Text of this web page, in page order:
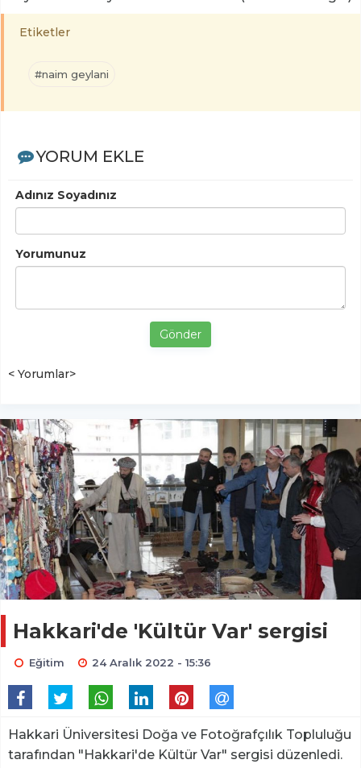
Etiketler
#naim geylani
YORUM EKLE
Adınız Soyadınız
Yorumunuz
Gönder
< Yorumlar>
Hakkari'de 'Kültür Var' sergisi
Eğitim 24 Aralık 2022 - 15:36
Hakkari Üniversitesi Doğa ve Fotoğrafçılık Topluluğu
tarafından "Hakkari'de Kültür Var" sergisi düzenledi.